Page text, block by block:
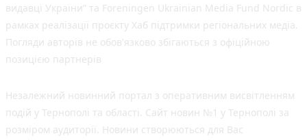
видавці України” та Foreningen Ukrainian Media Fund Nordic в
рамках реалізації проєкту Хаб підтримки регіональних медіа.
Погляди авторів не обов'язково збігаються з офіційною
позицією партнерів
Незалежний новинний портал з оперативним висвітленням
подій у Тернополі та області. Сайт новин №1 у Тернополі за
розміром аудиторії. Новини створюються для Вас